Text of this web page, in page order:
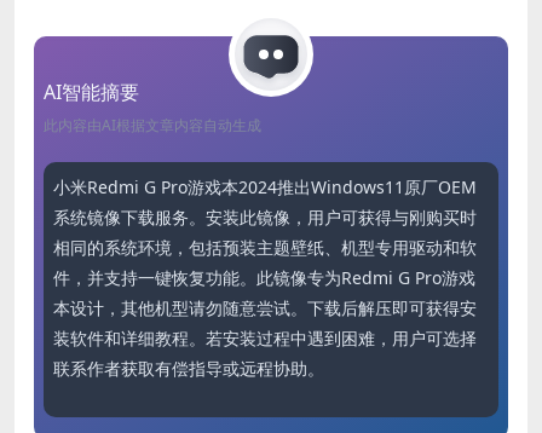
AI智能摘要
此内容由AI根据文章内容自动生成
小米Redmi G Pro游戏本2024推出Windows11原厂OEM
系统镜像下载服务。安装此镜像，用户可获得与刚购买时
相同的系统环境，包括预装主题壁纸、机型专用驱动和软
件，并支持一键恢复功能。此镜像专为Redmi G Pro游戏
本设计，其他机型请勿随意尝试。下载后解压即可获得安
装软件和详细教程。若安装过程中遇到困难，用户可选择
联系作者获取有偿指导或远程协助。